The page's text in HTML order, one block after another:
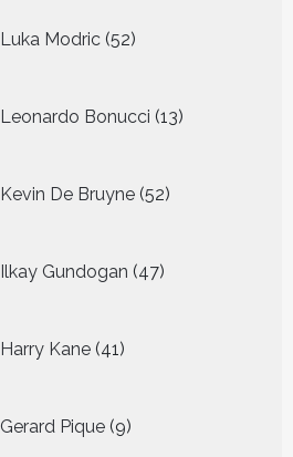
Luka Modric 52
producten
Leonardo Bonucci 13
producten
Kevin De Bruyne 52
producten
Ilkay Gundogan 47
producten
Harry Kane 41
producten
Gerard Pique 9
producten